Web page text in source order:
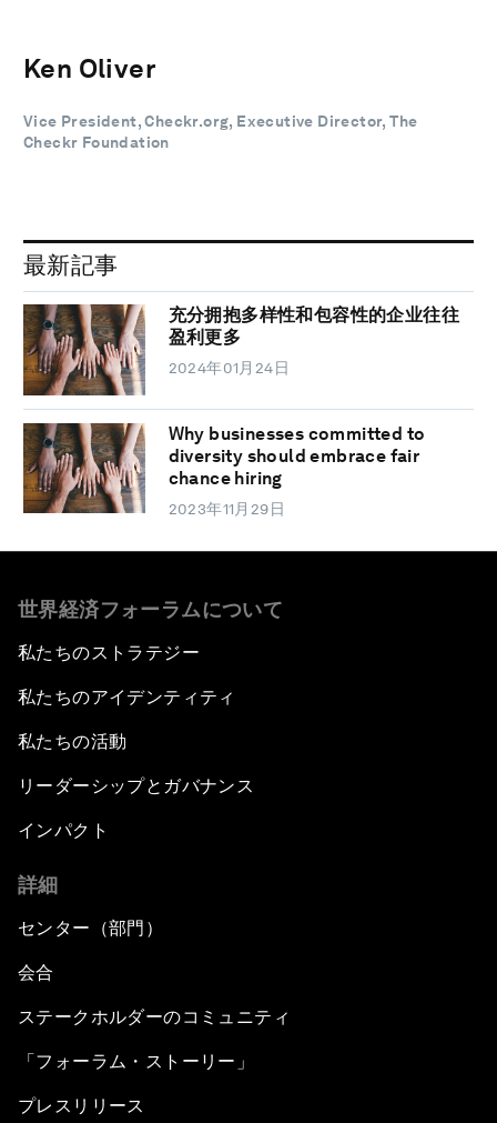
Ken Oliver
Vice President, Checkr.org, Executive Director, The
Checkr Foundation
最新記事
充分拥抱多样性和包容性的企业往往
盈利更多
2024年01月24日
Why businesses committed to
diversity should embrace fair
chance hiring
2023年11月29日
世界経済フォーラムについて
私たちのストラテジー
私たちのアイデンティティ
私たちの活動
リーダーシップとガバナンス
インパクト
詳細
センター（部門）
会合
ステークホルダーのコミュニティ
「フォーラム・ストーリー」
プレスリリース